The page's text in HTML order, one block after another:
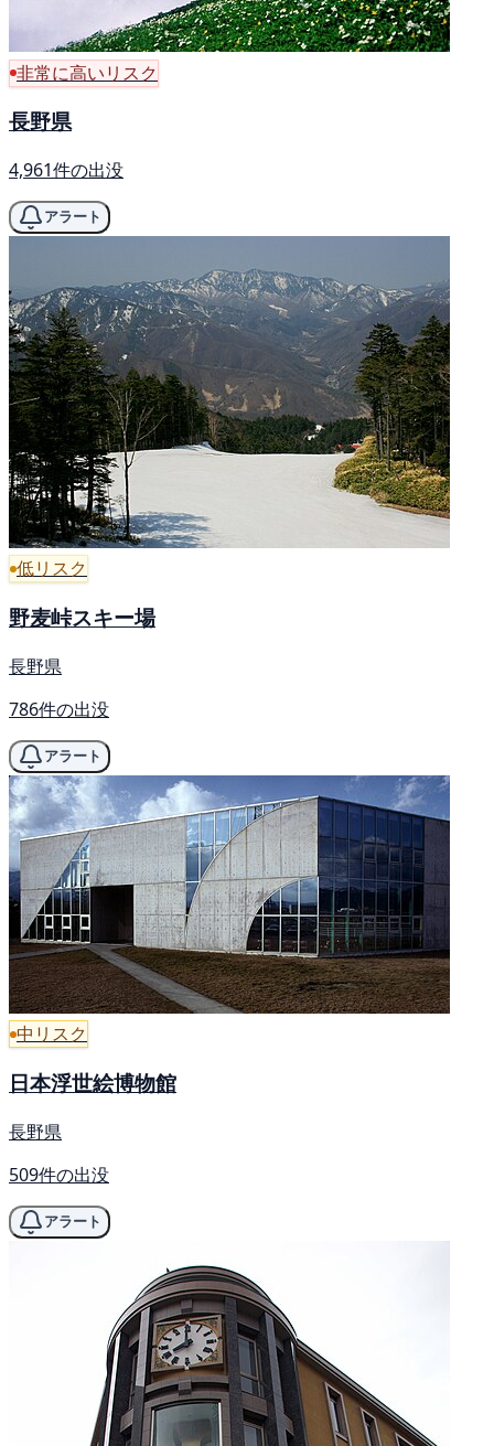
非常に高いリスク
長野県
4,961件の出没
アラート
低リスク
野麦峠スキー場
長野県
786件の出没
アラート
中リスク
日本浮世絵博物館
長野県
509件の出没
アラート